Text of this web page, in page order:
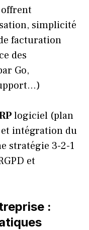
offrent
simplicité
facturation
des
Go,
logiciel (plan
intégration du
stratégie 3-2-1
et
: